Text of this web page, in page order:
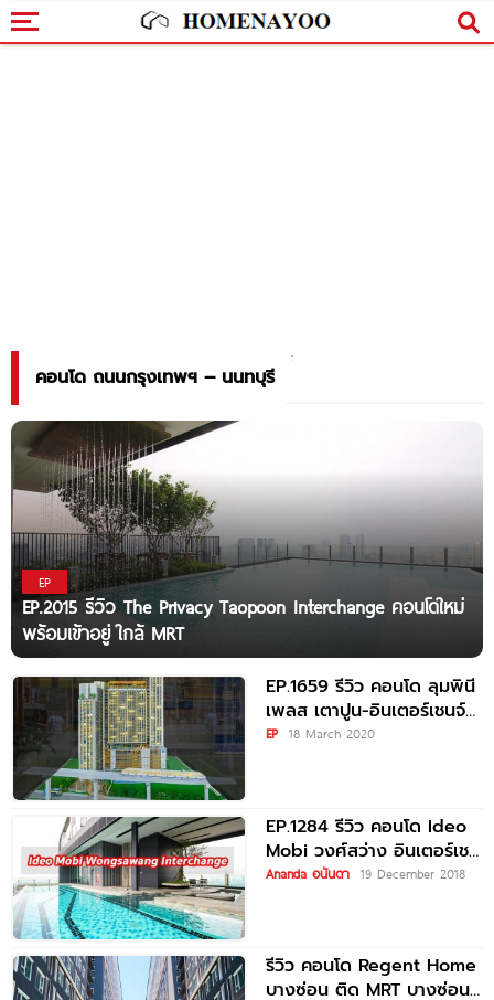
คอนโด ถนนกรุงเทพฯ – นนทบุรี
EP
EP.2015 รีวิว The Privacy Taopoon Interchange คอนโดใหม่
พร้อมเข้าอยู่ ใกล้ MRT
EP.1659 รีวิว คอนโด ลุมพินี
เพลส เตาปูน-อินเตอร์เชนจ์
ใกล้รถไฟฟ้า MRT เตาปูน และ
EP 18 March 2020
EP.1284 รีวิว คอนโด Ideo
Mobi วงศ์สว่าง อินเตอร์เชน
จ์ ติด MRT บางซ่อน
Ananda อนันดา 19 December 2018
รีวิว คอนโด Regent Home
บางซ่อน ติด MRT บางซ่อน